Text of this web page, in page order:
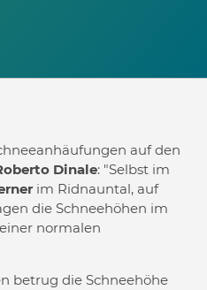
auf den
Dinale: "Selbst im
im Ridnauntal, auf
die Schneehöhen im
normalen
betrug die Schneehöhe